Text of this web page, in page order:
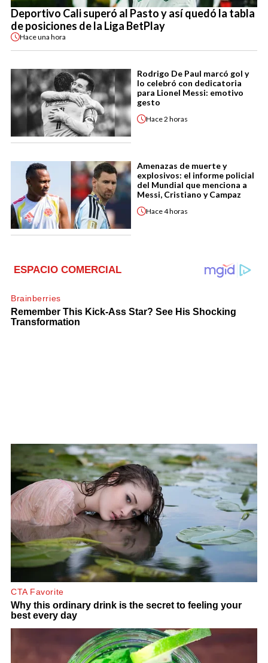
Deportivo Cali superó al Pasto y así quedó la tabla
de posiciones de la Liga BetPlay
Haceuna hora
Rodrigo De Paul marcó gol y
lo celebró con dedicatoria
para Lionel Messi: emotivo
gesto
Hace2 horas
Amenazas de muerte y
explosivos: el informe policial
del Mundial que menciona a
Messi, Cristiano y Campaz
Hace4 horas